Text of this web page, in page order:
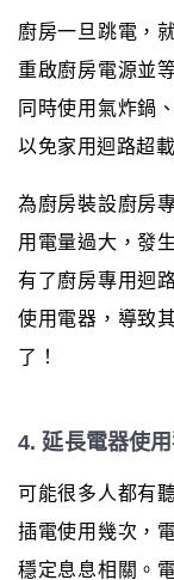
廚房一旦跳電，
重啟廚房電源並
同時使用氣炸鍋
以免家用迴路超
為廚房裝設廚房
用電量過大，發
有了廚房專用迴
使用電器，導致
了！
4. 延長電器使
可能很多人都有
插電使用幾次，
穩定息息相關。